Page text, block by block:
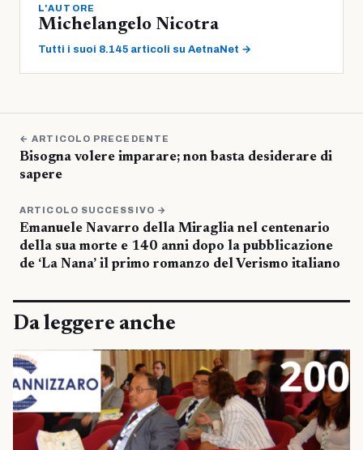
L'AUTORE
Michelangelo Nicotra
Tutti i suoi 8.145 articoli su AetnaNet →
← ARTICOLO PRECEDENTE
Bisogna volere imparare; non basta desiderare di
sapere
ARTICOLO SUCCESSIVO →
Emanuele Navarro della Miraglia nel centenario
della sua morte e 140 anni dopo la pubblicazione
de ‘La Nana’ il primo romanzo del Verismo italiano
Da leggere anche